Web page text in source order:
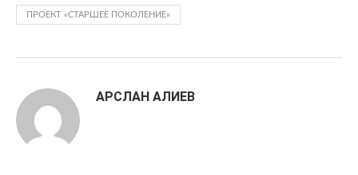
ПРОЕКТ «СТАРШЕЕ ПОКОЛЕНИЕ»
АРСЛАН АЛИЕВ